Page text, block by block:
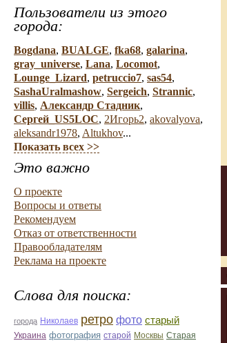
Пользователи из этого
города:
Bogdana, BUALGE, fka68, galarina,
gray_universe, Lana, Locomot,
Lounge_Lizard, petruccio7, sas54,
SashaUralmashow, Sergeich, Strannic,
villis, Александр Стадник,
Сергей_US5LOC, 2Игорь2, akovalyova,
aleksandr1978, Altukhov...
Показать всех >>
Это важно
О проекте
Вопросы и ответы
Рекомендуем
Отказ от ответственности
Правообладателям
Реклама на проекте
Слова для поиска:
города Николаев ретро фото старый
Украина фотография старой Москвы Старая